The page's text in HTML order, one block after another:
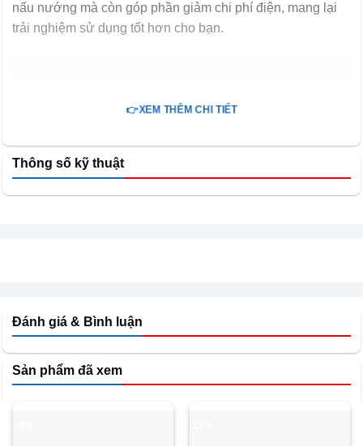
nấu nướng mà còn góp phần giảm chi phí điện, mang lại
trải nghiệm sử dụng tốt hơn cho bạn.
👉XEM THÊM CHI TIẾT
Thông số kỹ thuật
Đánh giá & Bình luận
Sản phẩm đã xem